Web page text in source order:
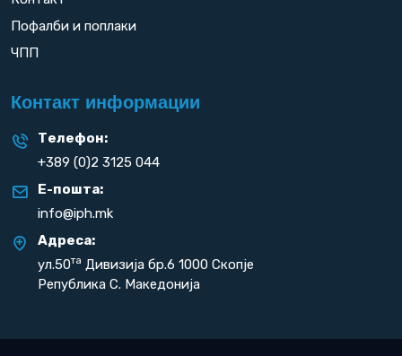
Пофалби и поплаки
ЧПП
Контакт информации
Телефон:
+389 (0)2 3125 044
Е-пошта:
info@iph.mk
Адреса:
ул.50та Дивизија бр.6 1000 Скопје
Република С. Македонија